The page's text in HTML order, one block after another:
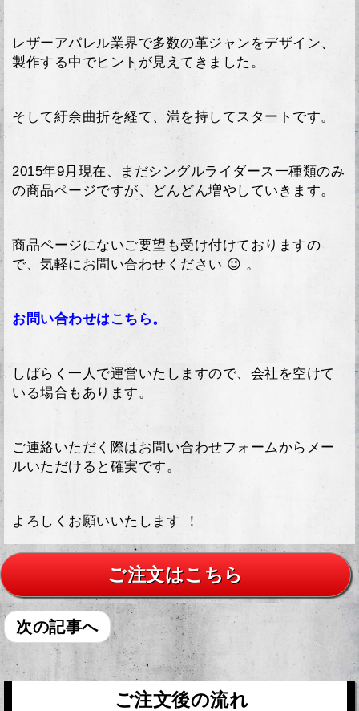
レザーアパレル業界で多数の革ジャンをデザイン、
製作する中でヒントが見えてきました。
そして紆余曲折を経て、満を持してスタートです。
2015年9月現在、まだシングルライダース一種類のみ
の商品ページですが、どんどん増やしていきます。
商品ページにないご要望も受け付けておりますの
で、気軽にお問い合わせください 😉 。
お問い合わせはこちら。
しばらく一人で運営いたしますので、会社を空けて
いる場合もあります。
ご連絡いただく際はお問い合わせフォームからメー
ルいただけると確実です。
よろしくお願いいたします ！
ご注文はこちら
次の記事へ
ご注文後の流れ